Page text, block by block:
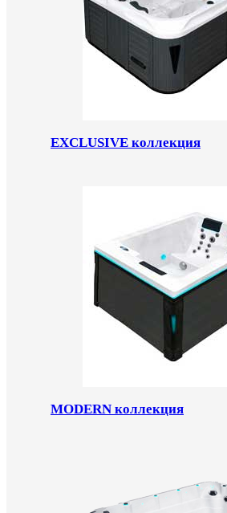
EXCLUSIVE коллекция
MODERN коллекция